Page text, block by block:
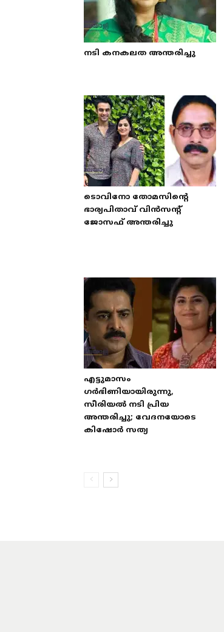
നടി കനകലത അന്തരിച്ചു
ടൊവിനോ തോമസിന്റെ
ഭാര്യപിതാവ് വിന്‍സന്റ്
ജോസഫ് അന്തരിച്ചു
എട്ടുമാസം
ഗര്‍ഭിണിയായിരുന്നു,
സീരിയല്‍ നടി പ്രിയ
അന്തരിച്ചു; വേദനയോടെ
കിഷോര്‍ സത്യ